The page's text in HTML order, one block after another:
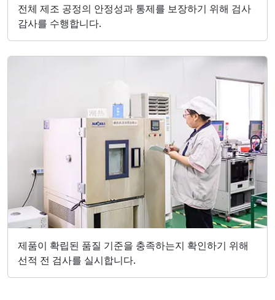
전체 제조 공정의 안정성과 통제를 보장하기 위해 검사
감사를 수행합니다.
제품이 확립된 품질 기준을 충족하는지 확인하기 위해
선적 전 검사를 실시합니다.